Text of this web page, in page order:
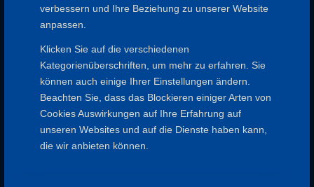
verbessern und Ihre Beziehung zu unserer Website
anpassen.
Klicken Sie auf die verschiedenen
Kategorienüberschriften, um mehr zu erfahren. Sie
können auch einige Ihrer Einstellungen ändern.
Beachten Sie, dass das Blockieren einiger Arten von
Cookies Auswirkungen auf Ihre Erfahrung auf
unseren Websites und auf die Dienste haben kann,
die wir anbieten können.
Ausrüstungsliste:
Festes Schuhwerk, witterungsgerechte Kleidung,
Regenschutz, Taschenlampe
Glühwein in Klingenberg
Sonstige Kosten: